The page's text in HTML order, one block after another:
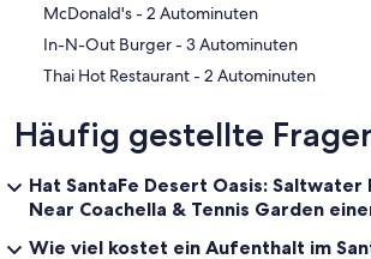
‪McDonald's - ‬2 Autominuten
‪In-N-Out Burger - ‬3 Autominuten
‪Thai Hot Restaurant - ‬2 Autominuten
Häufig gestellte
Hat SantaFe Desert Oasis: Saltwater
Near Coachella & Tennis Garden
Wie viel kostet ein Aufenthalt im